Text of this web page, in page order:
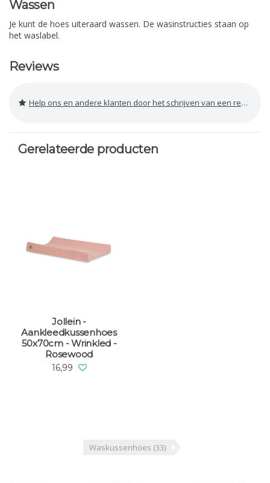
Wassen
Je kunt de hoes uiteraard wassen. De wasinstructies staan op
het waslabel.
Reviews
Help ons en andere klanten door het schrijven van een review
Gerelateerde producten
Jollein -
Aankleedkussenhoes
50x70cm - Wrinkled -
Rosewood
16,99
Waskussenhoes (33)